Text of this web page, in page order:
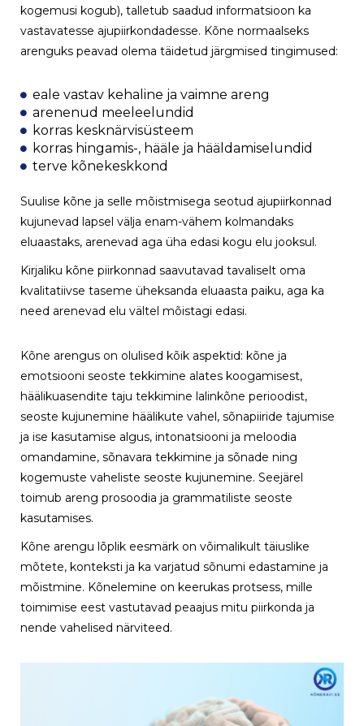
kogemusi kogub), talletub saadud informatsioon ka
vastavatesse ajupiirkondadesse. Kõne normaalseks
arenguks peavad olema täidetud järgmised tingimused:
eale vastav kehaline ja vaimne areng
arenenud meeleelundid
korras kesknärvisüsteem
korras hingamis-, hääle ja hääldamiselundid
terve kõnekeskkond
Suulise kõne ja selle mõistmisega seotud ajupiirkonnad
kujunevad lapsel välja enam-vähem kolmandaks
eluaastaks, arenevad aga üha edasi kogu elu jooksul.
Kirjaliku kõne piirkonnad saavutavad tavaliselt oma
kvalitatiivse taseme üheksanda eluaasta paiku, aga ka
need arenevad elu vältel mõistagi edasi.
Kõne arengus on olulised kõik aspektid: kõne ja
emotsiooni seoste tekkimine alates koogamisest,
häälikuasendite taju tekkimine lalinkõne perioodist,
seoste kujunemine häälikute vahel, sõnapiiride tajumise
ja ise kasutamise algus, intonatsiooni ja meloodia
omandamine, sõnavara tekkimine ja sõnade ning
kogemuste vaheliste seoste kujunemine. Seejärel
toimub areng prosoodia ja grammatiliste seoste
kasutamises.
Kõne arengu lõplik eesmärk on võimalikult täiuslike
mõtete, konteksti ja ka varjatud sõnumi edastamine ja
mõistmine. Kõnelemine on keerukas protsess, mille
toimimise eest vastutavad peaajus mitu piirkonda ja
nende vahelised närviteed.